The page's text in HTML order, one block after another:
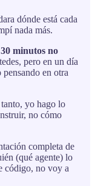
dónde está cada
nada más.
30 minutos no
pero en un día
en otra
yo hago lo
no cómo
completa de
(qué agente) lo
código, no voy a